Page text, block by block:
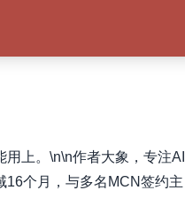
上。\n\n作者大象，专注AI
16个月，与多名MCN签约主